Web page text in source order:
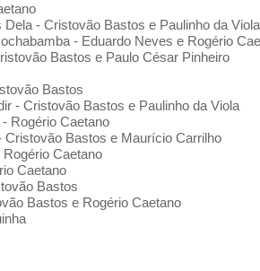
Dela - Cristovão Bastos e Paulinho da Viola
- Eduardo Neves e Rogério
Bastos e Paulo César Pinheiro
Bastos
- Cristovão Bastos e Paulinho da Viola
Rogério Caetano
Cristovão Bastos e Maurício Carrilho
Caetano
Caetano
Bastos
Bastos e Rogério Caetano